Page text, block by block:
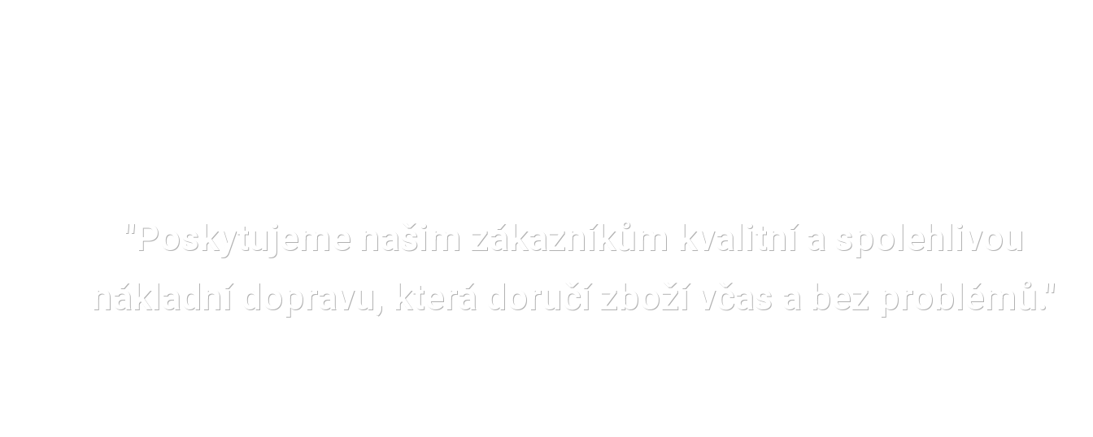
"Poskytujeme našim zákazníkům kvalitní a spolehlivou
nákladní dopravu, která doručí zboží včas a bez problémů."